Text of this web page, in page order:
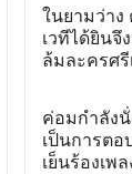
ในยามว่าง
เวทีได้ยินจึ
ล้มละครศรี
ค่อมกําลัง
เป็นการตอ
เย็นร้องเ